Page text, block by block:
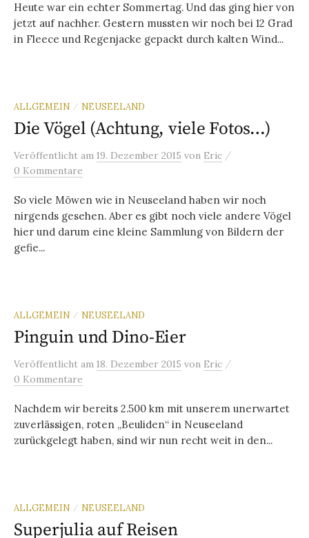
Heute war ein echter Sommertag. Und das ging hier von
jetzt auf nachher. Gestern mussten wir noch bei 12 Grad
in Fleece und Regenjacke gepackt durch kalten Wind...
ALLGEMEIN / NEUSEELAND
Die Vögel (Achtung, viele Fotos…)
Veröffentlicht am 19. Dezember 2015 von Eric /
0 Kommentare
So viele Möwen wie in Neuseeland haben wir noch
nirgends gesehen. Aber es gibt noch viele andere Vögel
hier und darum eine kleine Sammlung von Bildern der
gefie...
ALLGEMEIN / NEUSEELAND
Pinguin und Dino-Eier
Veröffentlicht am 18. Dezember 2015 von Eric /
0 Kommentare
Nachdem wir bereits 2.500 km mit unserem unerwartet
zuverlässigen, roten „Beuliden“ in Neuseeland
zurückgelegt haben, sind wir nun recht weit in den...
ALLGEMEIN / NEUSEELAND
Superjulia auf Reisen